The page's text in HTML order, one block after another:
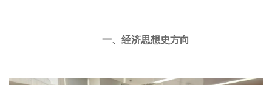
一、经济思想史方向